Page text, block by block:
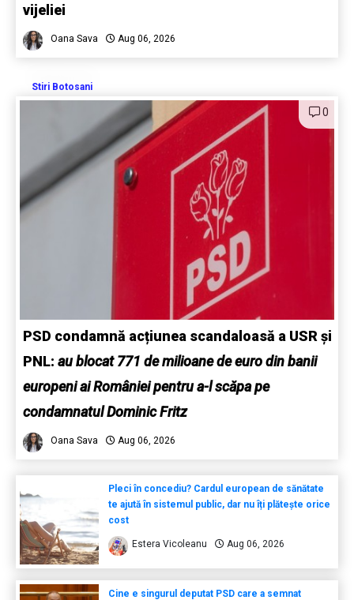
vijeliei
Oana Sava Aug 06, 2026
Stiri Botosani
0
PSD condamnă acțiunea scandaloasă a USR și
PNL: au blocat 771 de milioane de euro din banii
europeni ai României pentru a-l scăpa pe
condamnatul Dominic Fritz
Oana Sava Aug 06, 2026
Pleci în concediu? Cardul european de sănătate
te ajută în sistemul public, dar nu îți plătește orice
cost
Estera Vicoleanu Aug 06, 2026
Cine e singurul deputat PSD care a semnat